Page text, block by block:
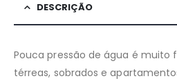
DESCRIÇÃO
Pouca pressão de água é muito
térreas, sobrados e